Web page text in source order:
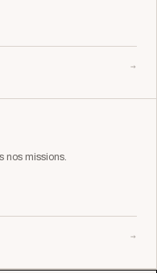
→
nos missions.
→